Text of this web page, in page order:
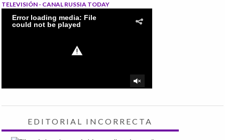
TELEVISIÓN - CANAL RUSSIA TODAY
EDITORIAL INCORRECTA